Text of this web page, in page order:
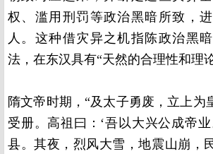
权、滥用刑罚等政治黑暗所致，
人。这种借灾异之机指陈政治黑
法，在东汉具有“天然的合理性和理
隋文帝时期，“及太子勇废，立上为
受册。高祖曰：‘吾以大兴公成帝
县。其夜，烈风大雪，地震山崩，